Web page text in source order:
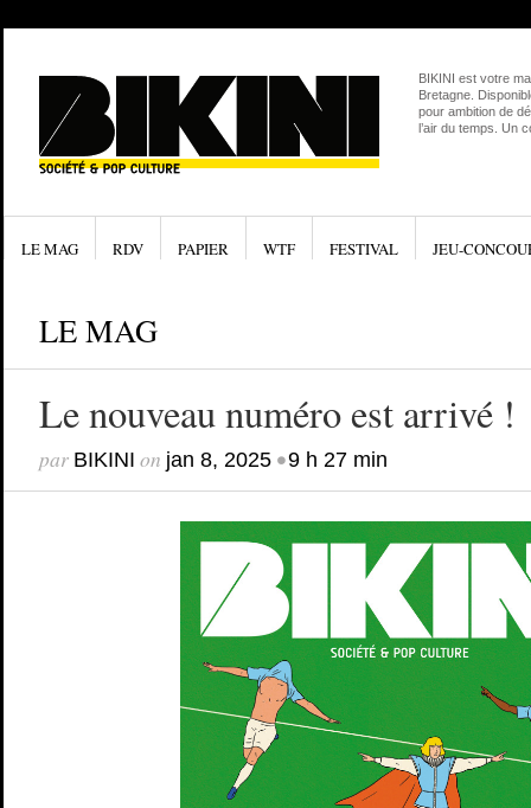
BIKINI est votre
Bretagne.
pour ambition de
l’air du temps. Un
LE MAG RDV PAPIER WTF FESTIVAL JEU-
LE MAG
Le nouveau numéro est arrivé !
par BIKINI on jan 8, 2025•9 h 27 min